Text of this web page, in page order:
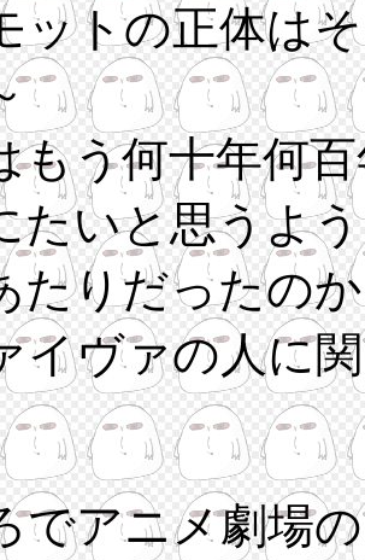
ットの正体は
もう何十年何
たいと思うよ
たりだったの
イヴァの人に
でアニメ劇場